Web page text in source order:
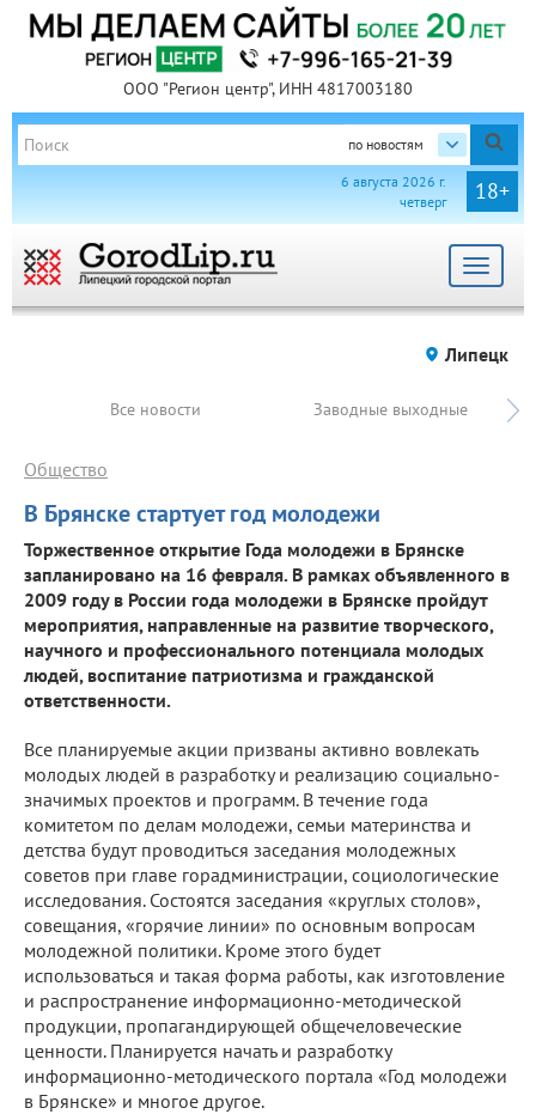
ООО "Регион центр", ИНН 4817003180
по новостям
18+
6 августа 2026 г.
четверг
Toggle
Липецк
Все новости Заводные выходные
В Брянске стартует год молодежи
Общество
Торжественное открытие Года молодежи в Брянске
запланировано на 16 февраля. В рамках объявленного в
2009 году в России года молодежи в Брянске пройдут
мероприятия, направленные на развитие творческого,
научного и профессионального потенциала молодых
людей, воспитание патриотизма и гражданской
ответственности.
Все планируемые акции призваны активно вовлекать
молодых людей в разработку и реализацию социально-
значимых проектов и программ. В течение года
комитетом по делам молодежи, семьи материнства и
детства будут проводиться заседания молодежных
советов при главе горадминистрации, социологические
исследования. Состоятся заседания «круглых столов»,
совещания, «горячие линии» по основным вопросам
молодежной политики. Кроме этого будет
использоваться и такая форма работы, как изготовление
и распространение информационно-методической
продукции, пропагандирующей общечеловеческие
ценности. Планируется начать и разработку
информационно-методического портала «Год молодежи
в Брянске» и многое другое.